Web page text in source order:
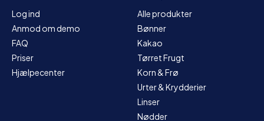
Log ind
Anmod om demo
FAQ
Priser
Hjælpecenter
Alle produkter
Bønner
Kakao
Tørret Frugt
Korn & Frø
Urter & Krydderier
Linser
Nødder